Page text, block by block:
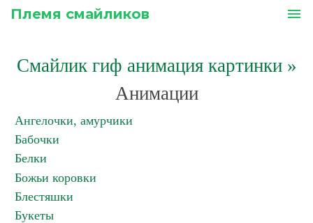
Племя смайликов menu
Смайлик гиф анимация картинки»
Анимации
Ангелочки, амурчики
Бабочки
Белки
Божьи коровки
Блестяшки
Букеты